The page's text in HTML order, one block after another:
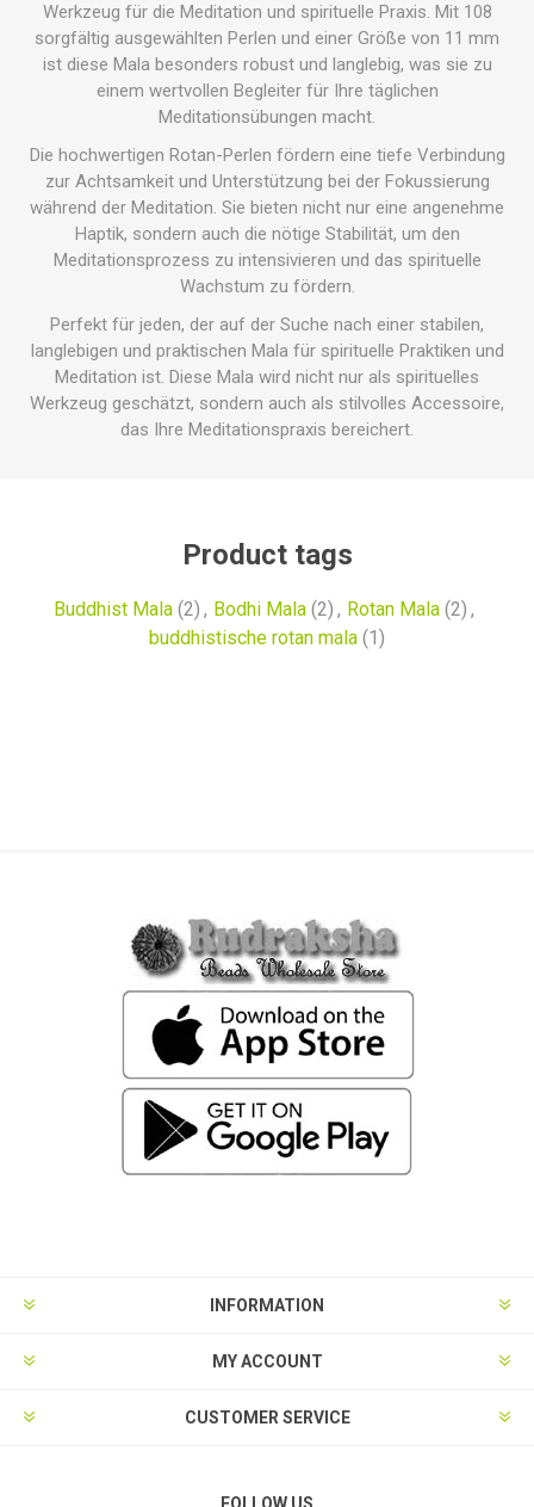
Werkzeug für die Meditation und spirituelle Praxis. Mit 108
sorgfältig ausgewählten Perlen und einer Größe von 11 mm
ist diese Mala besonders robust und langlebig, was sie zu
einem wertvollen Begleiter für Ihre täglichen
Meditationsübungen macht.
Die hochwertigen Rotan-Perlen fördern eine tiefe Verbindung
zur Achtsamkeit und Unterstützung bei der Fokussierung
während der Meditation. Sie bieten nicht nur eine angenehme
Haptik, sondern auch die nötige Stabilität, um den
Meditationsprozess zu intensivieren und das spirituelle
Wachstum zu fördern.
Perfekt für jeden, der auf der Suche nach einer stabilen,
langlebigen und praktischen Mala für spirituelle Praktiken und
Meditation ist. Diese Mala wird nicht nur als spirituelles
Werkzeug geschätzt, sondern auch als stilvolles Accessoire,
das Ihre Meditationspraxis bereichert.
Product tags
Buddhist Mala (2) , Bodhi Mala (2) , Rotan Mala (2) ,
buddhistische rotan mala (1)
INFORMATION
MY ACCOUNT
CUSTOMER SERVICE